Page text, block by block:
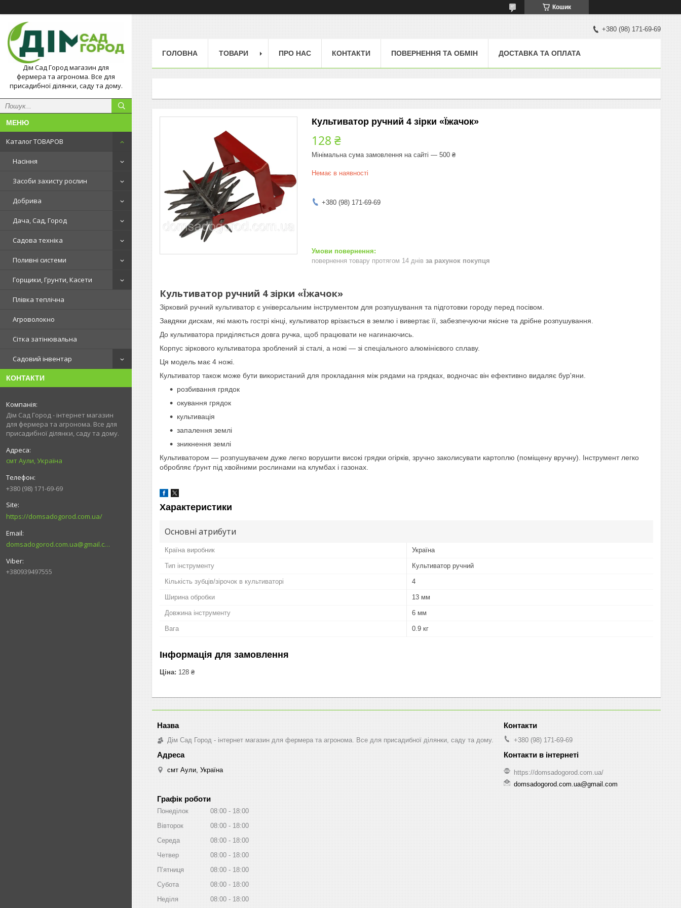
Кошик
Дім Сад Город магазин для
фермера та агронома. Все для
присадибної ділянки, саду та дому.
Каталог ТОВАРОВ
Насіння
Засоби захисту рослин
Добрива
Дача, Сад, Город
Садова техніка
Поливні системи
Горщики, Грунти, Касети
Плівка теплічна
Агроволокно
Сітка затінювальна
Садовий інвентар
КОНТАКТИ
Дім Сад Город - інтернет магазин
для фермера та агронома. Все для
присадибної ділянки, саду та дому.
смт Аули, Україна
+380 (98) 171-69-69
https://domsadogorod.com.ua/
domsadogorod.com.ua@gmail.com
+380939497555
+380 (98) 171-69-69
ГОЛОВНА ТОВАРИ ПРО НАС КОНТАКТИ ПОВЕРНЕННЯ ТА ОБМІН ДОСТАВКА ТА ОПЛАТА
Культиватор ручний 4 зірки «Їжачок»
128 ₴
Мінімальна сума замовлення на сайті — 500 ₴
Немає в наявності
+380 (98) 171-69-69
повернення товару протягом 14 днів за рахунок покупця
Культиватор ручний 4 зірки «Їжачок»
Зірковий ручний культиватор є універсальним інструментом для розпушування та підготовки городу перед посівом.
Завдяки дискам, які мають гострі кінці, культиватор врізається в землю і вивертає її, забезпечуючи якісне та дрібне розпушування.
До культиватора приділяється довга ручка, щоб працювати не нагинаючись.
Корпус зіркового культиватора зроблений зі сталі, а ножі — зі спеціального алюмінієвого сплаву.
Ця модель має 4 ножі.
Культиватор також може бути використаний для прокладання між рядами на грядках, водночас він ефективно видаляє бур'яни.
розбивання грядок
окування грядок
культивація
запалення землі
зникнення землі
Культиватором — розпушувачем дуже легко ворушити високі грядки огірків, зручно заколисувати картоплю (поміщену вручну). Інструмент легко
обробляє ґрунт під хвойними рослинами на клумбах і газонах.
Характеристики
Основні атрибути
Країна виробник Україна
Тип інструменту Культиватор ручний
Кількість зубців/зірочок в культиваторі 4
Ширина обробки 13 мм
Довжина інструменту 6 мм
Вага 0.9 кг
Інформація для замовлення
Ціна: 128 ₴
Дім Сад Город - інтернет магазин для фермера та агронома. Все для присадибної ділянки, саду та дому.
смт Аули, Україна
+380 (98) 171-69-69
https://domsadogorod.com.ua/
domsadogorod.com.ua@gmail.com
Графік роботи
Понеділок 08:00
18:00
Вівторок
08:00
18:00
Середа
08:00
18:00
Четвер
08:00
18:00
Пʼятниця
08:00
18:00
Субота
08:00
18:00
Неділя
08:00 18:00